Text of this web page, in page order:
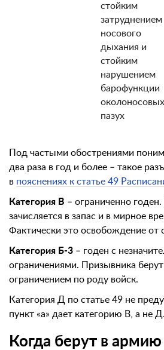
стойким
затруднением
носового
дыхания и
стойким
нарушением
барофункции
околоносовых
пазух
Под частыми обострениями
два раза в год и более – такое
в пояснениях к статье 49
Категория В – ограниченно
зачисляется в запас и в мирное
Фактически это освобождение от
Категория Б-3 – годен с
ограничениями. Призывника
ограничением по роду войск.
Категория Д по статье 49 не
пункт «а» дает категорию В, а не Д.
Когда берут в